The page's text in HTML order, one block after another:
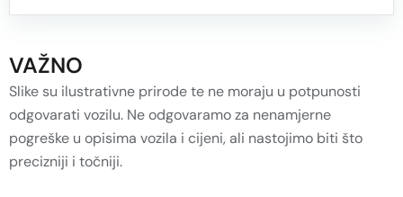
VAŽNO
Slike su ilustrativne prirode te ne moraju u potpunosti
odgovarati vozilu. Ne odgovaramo za nenamjerne
pogreške u opisima vozila i cijeni, ali nastojimo biti što
precizniji i točniji.